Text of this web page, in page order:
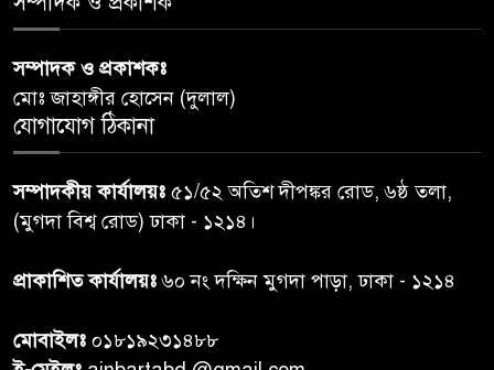
পেশ
৬
তদন্ত শেষ পর্যায়ে, দ্রুত চার্জশিট
৭
রাতের মধ্যে ঢাকাসহ ১০ অঞ্চলে
ঝড়বৃষ্টির পূর্বাভাস
৮
প্রধানমন্ত্রীর সঙ্গে দেখা করে স্বপ্নপূরণ
সম্পাদক ও প্রকাশকঃ
মোঃ জাহাঙ্গীর হোসেন (দুলাল)
যোগাযোগ ঠিকানা
সম্পাদকীয় কার্যালয়ঃ ৫১/৫২ অতিশ দীপঙ্কর রোড, ৬ষ্ঠ তলা,
(মুগদা বিশ্ব রোড) ঢাকা - ১২১৪।
প্রাকাশিত কার্যালয়ঃ৬০ নং দক্ষিন মুগদা পাড়া, ঢাকা - ১২১৪
মোবাইলঃ ০১৮১৯২৩১৪৮৮